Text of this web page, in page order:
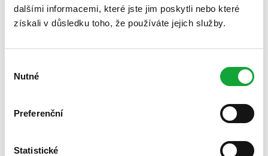
dalšími informacemi, které jste jim poskytli nebo které
získali v důsledku toho, že používáte jejich služby.
souhlasu
Nutné
Preferenční
Statistické